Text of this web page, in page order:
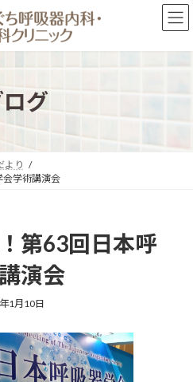
グ
より
会学術講演会
第63回日本呼
演会
1月10日